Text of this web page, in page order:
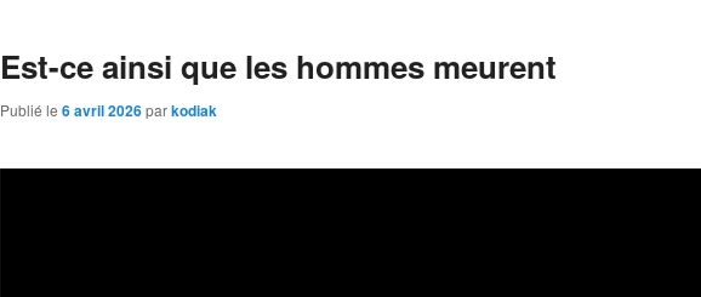
Est-ce ainsi que les hommes meurent
Publié le 6 avril 2026parkodiak